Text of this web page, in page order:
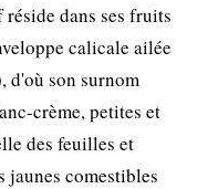
dans ses fruits
calicale ailée
d'où son surnom
crème, petites et
des feuilles et
jaunes comestibles